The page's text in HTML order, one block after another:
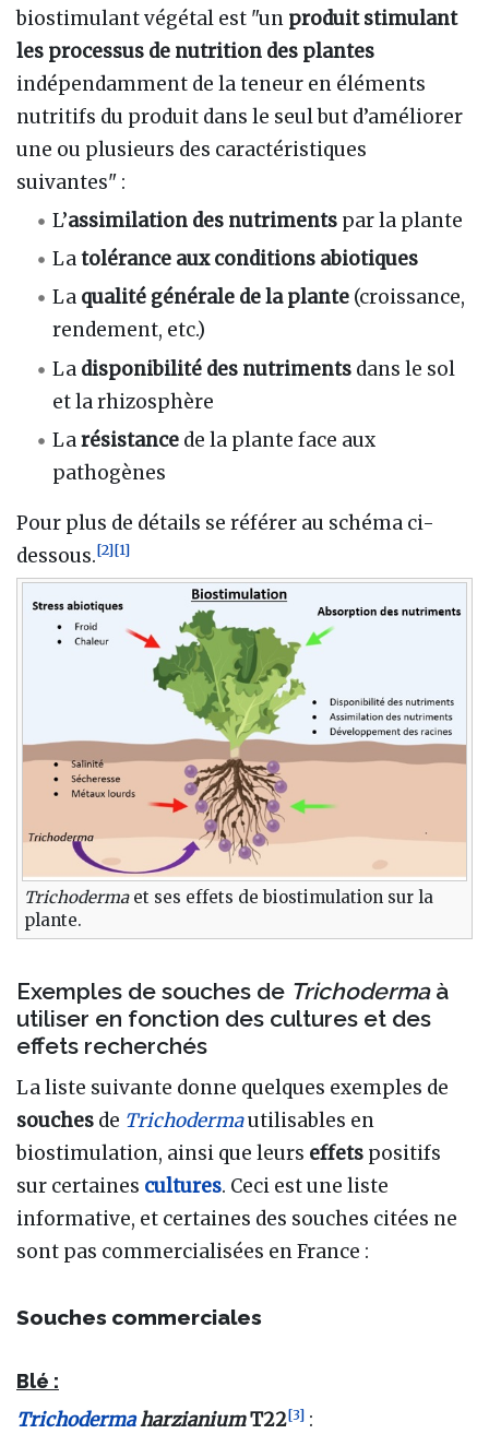
biostimulant végétal est "un produit stimulant
les processus de nutrition des plantes
indépendamment de la teneur en éléments
nutritifs du produit dans le seul but d’améliorer
une ou plusieurs des caractéristiques
suivantes" :
L’assimilation des nutriments par la plante
Latolérance aux conditions abiotiques
La qualité générale de la plante (croissance,
rendement, etc.)
La disponibilité des nutriments dans le sol
et la rhizosphère
Larésistance de la plante face aux
pathogènes
Pour plus de détails se référer au schéma ci-
dessous.[2][1]
Trichodermaet ses effets de biostimulation sur la
plante.
Exemples de souches de Trichodermaà
utiliser en fonction des cultures et des
effets recherchés
La liste suivante donne quelques exemples de
souches de Trichodermautilisables en
biostimulation, ainsi que leurs effets positifs
sur certaines cultures. Ceci est une liste
informative, et certaines des souches citées ne
sont pas commercialisées en France :
Souches commerciales
Blé :
TrichodermaharzianiumT22[3] :